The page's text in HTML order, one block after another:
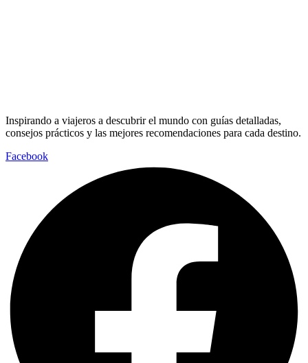
Inspirando a viajeros a descubrir el mundo con guías detalladas,
consejos prácticos y las mejores recomendaciones para cada destino.
Facebook